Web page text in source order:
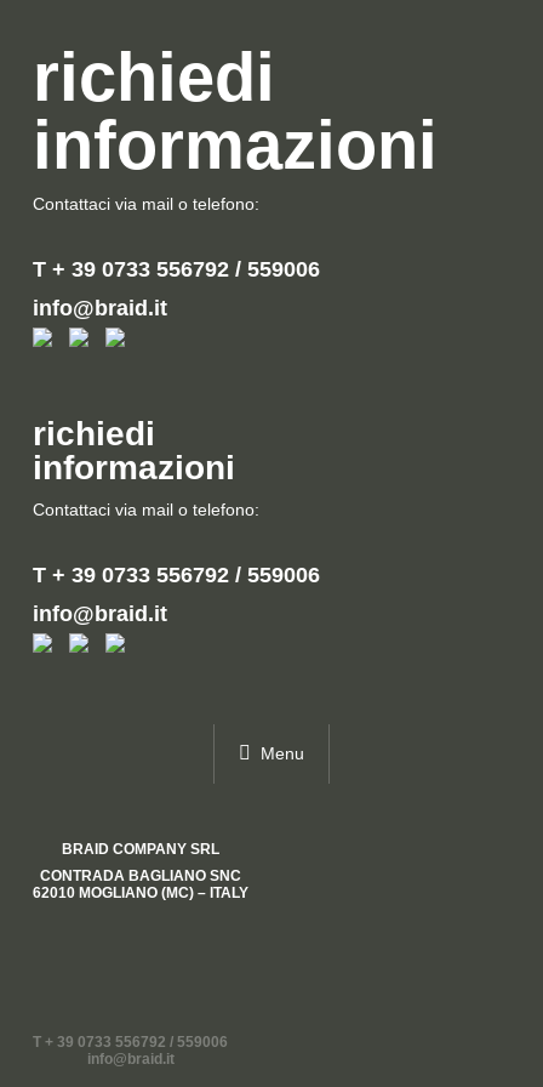
richiedi
informazioni
Contattaci via mail o telefono:
T + 39 0733 556792 / 559006
info@braid.it
richiedi
informazioni
Contattaci via mail o telefono:
T + 39 0733 556792 / 559006
info@braid.it
Menu
BRAID COMPANY SRL
CONTRADA BAGLIANO SNC
62010 MOGLIANO (MC) – ITALY
T + 39 0733 556792 / 559006
info@braid.it